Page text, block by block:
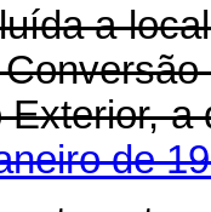
a
Exterior,
de